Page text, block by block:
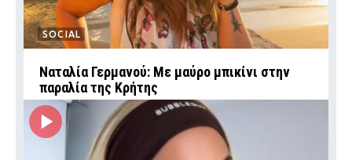
SOCIAL
Ναταλία Γερμανού: Με μαύρο μπικίνι στην
παραλία της Κρήτης